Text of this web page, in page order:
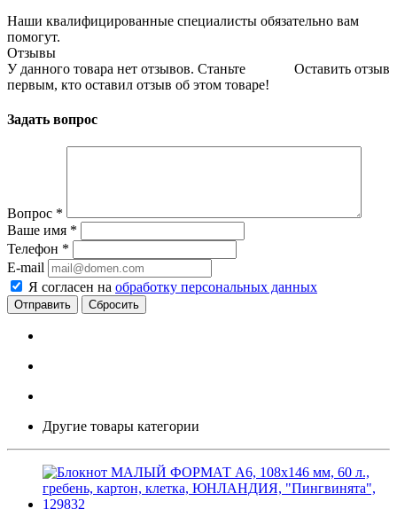
Наши квалифицированные специалисты обязательно вам
помогут.
Отзывы
Оставить отзыв
У данного товара нет отзывов. Станьте
первым, кто оставил отзыв об этом товаре!
Задать вопрос
Вопрос *
Ваше имя *
Телефон *
E-mail
Я согласен на обработку персональных данных
Сбросить
Другие товары категории